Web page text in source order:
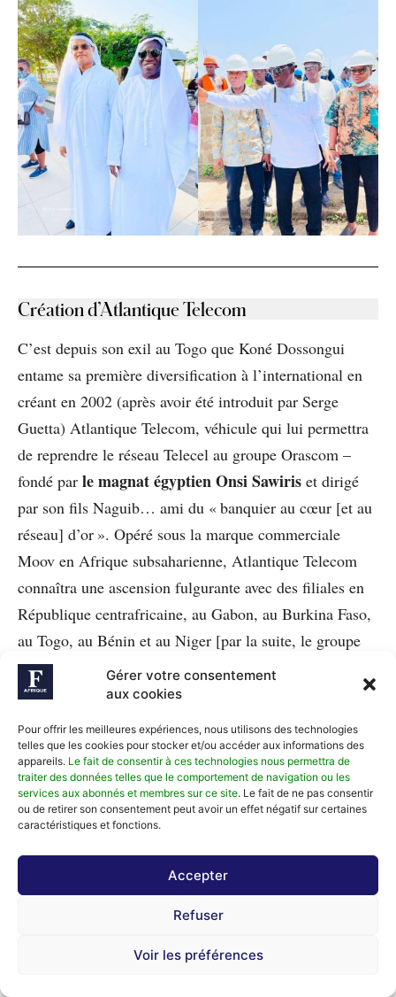
Gérer votre consentement
aux cookies
Pour offrir les meilleures expériences, nous utilisons des technologies
telles que les cookies pour stocker et/ou accéder aux informations des
appareils. Le fait de consentir à ces technologies nous permettra de
traiter des données telles que le comportement de navigation ou les
services aux abonnés et membres sur ce site. Le fait de ne pas consentir
ou de retirer son consentement peut avoir un effet négatif sur certaines
caractéristiques et fonctions.
Accepter
Refuser
Voir les préférences
Création d’Atlantique Telecom
C’est depuis son exil au Togo que Koné Dossongui
entame sa première diversification à l’international en
créant en 2002 (après avoir été introduit par Serge
Guetta) Atlantique Telecom, véhicule qui lui permettra
de reprendre le réseau Telecel au groupe Orascom –
fondé par le magnat égyptien Onsi Sawiris et dirigé
par son fils Naguib… ami du « banquier au cœur [et au
réseau] d’or ». Opéré sous la marque commerciale
Moov en Afrique subsaharienne, Atlantique Telecom
connaîtra une ascension fulgurante avec des filiales en
République centrafricaine, au Gabon, au Burkina Faso,
au Togo, au Bénin et au Niger [par la suite, le groupe
entrera dans le domaine de la transmission de données
avec Prestige Télécom et Afripa Telecom, présents dans
16 pays d’Afrique à partir de 2003, NDLR].
l’oublie souvent, mais la démocratisation du téléphone
portable et la baisse des coûts en Côte d’Ivoire, c’est
Koné Dossongui avec la création de Moov », rappelle
Souleymane Diarrassouba.
En 2005, Koné Dossongui fonde Atlantic Financial